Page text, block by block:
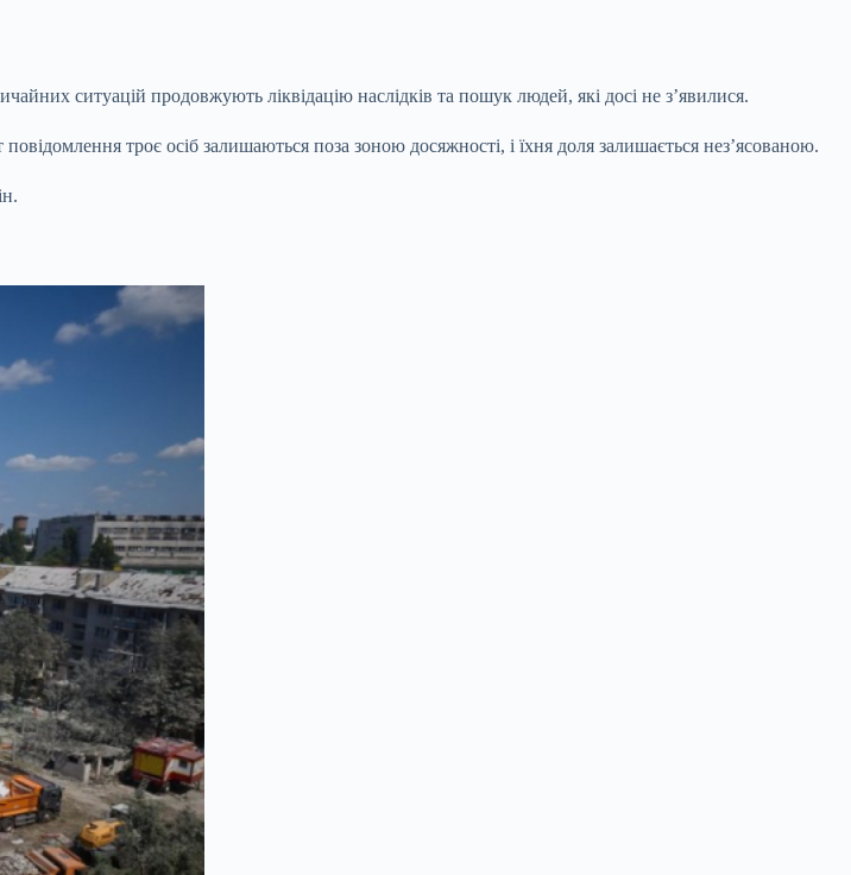
ситуацій продовжують ліквідацію наслідків та пошук людей, які досі не з’явилися.
троє осіб залишаються поза зоною досяжності, і їхня доля залишається нез’ясованою.